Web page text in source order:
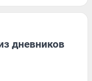
дневников